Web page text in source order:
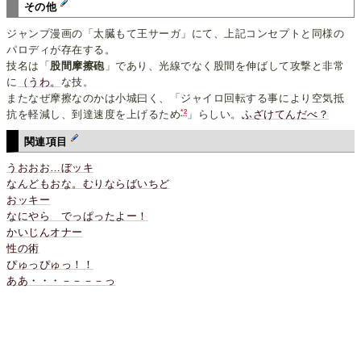
その他
ジャンプ漫画の「太臓もて王サーガ」にて、上記コンセプトと同様の
パロディが存在する。
技名は「股間摩擦砲」であり、光線でなく股間を伸ばして攻撃と非常
に
（うわ。 な技。
またなぜ摩擦なのかは小城曰く、「ジャイロ回転する事により空気抵
抗を軽減し、到達速度を上げるため*2」らしい。 ふざけてんだべ？
関連項目
うおおお…ぼッキ
なんどもおな。むりならばいちど
おッキー
なにやら でっぱったよー！
かいじんオナー
性の術
ぴゅっぴゅっ！！
ああ・・・－－－－っ